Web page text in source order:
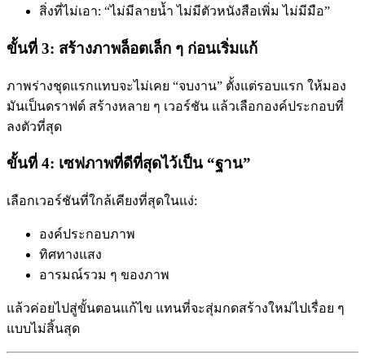
สิ่งที่ไม่เอา: “ไม่มีลายน้ำ ไม่มีตัวหนังสือเพิ่ม ไม่มีมือ”
ขั้นที่ 3: สร้างภาพล็อตเล็ก ๆ ก่อนเริ่มแก้
ภาพร่างชุดแรกแทบจะไม่เคย “จบงาน” ตั้งแต่รอบแรก ให้มอง
มันเป็นดราฟต์ สร้างหลาย ๆ เวอร์ชัน แล้วเลือกองค์ประกอบที่
ลงตัวที่สุด
ขั้นที่ 4: เซฟภาพที่ดีที่สุดไว้เป็น “ฐาน”
เลือกเวอร์ชันที่ใกล้เคียงที่สุดในแง่:
องค์ประกอบภาพ
ทิศทางแสง
อารมณ์รวม ๆ ของภาพ
แล้วค่อยไปสู่ขั้นตอนแก้ไข แทนที่จะสุ่มกดสร้างใหม่ไปเรื่อย ๆ
แบบไม่สิ้นสุด